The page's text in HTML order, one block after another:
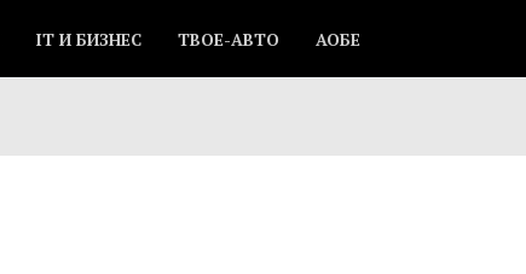
IT И БИЗНЕС ТВОЕ-АВТО АОБЕ